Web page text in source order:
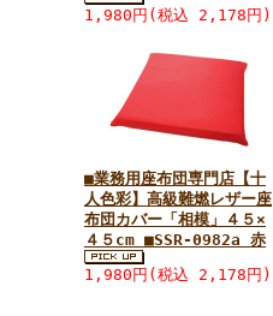
1,980円(税込 2,178円)
■業務用座布団専門店【十
人色彩】高級難燃レザー座
布団カバー「相模」４５×
４５cm ■SSR-0982a 赤
1,980円(税込 2,178円)